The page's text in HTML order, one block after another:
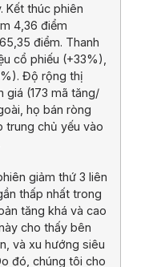
Kết thúc phiên
4,36 điểm
điểm. Thanh
cổ phiếu (+33%),
Độ rộng thị
giá (173 mã tăng/
họ bán ròng
trung chủ yếu vào
giảm thứ 3 liên
thấp nhất trong
tăng khá và cao
cho thấy bên
và xu hướng siêu
đó, chúng tôi cho